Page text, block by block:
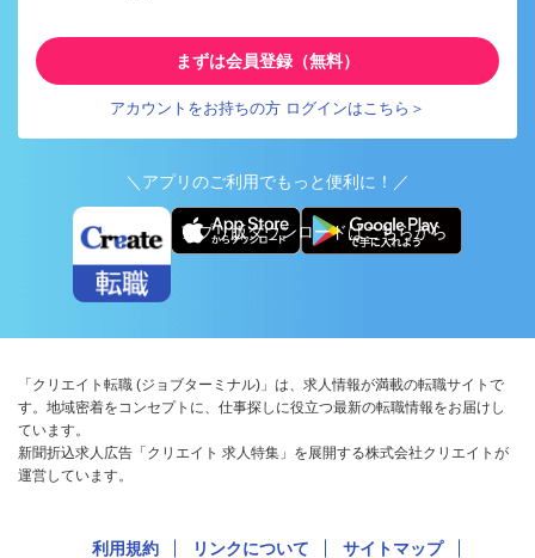
まずは会員登録（無料）
アカウントをお持ちの方 ログインはこちら＞
＼アプリのご利用でもっと便利に！／
アプリ版ダウンロードはこちらから
「クリエイト転職 (ジョブターミナル)」は、求人情報が満載の転職サイトで
す。地域密着をコンセプトに、仕事探しに役立つ最新の転職情報をお届けし
ています。
新聞折込求人広告「クリエイト 求人特集」を展開する株式会社クリエイトが
運営しています。
利用規約 リンクについて サイトマップ